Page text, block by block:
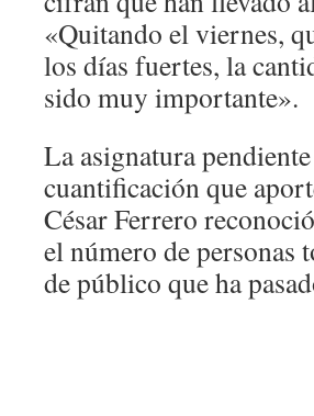
«Quitando el viernes,
los días fuertes, la
sido muy importante».
La asignatura
cuantificación que
César Ferrero
el número de personas
de público que ha